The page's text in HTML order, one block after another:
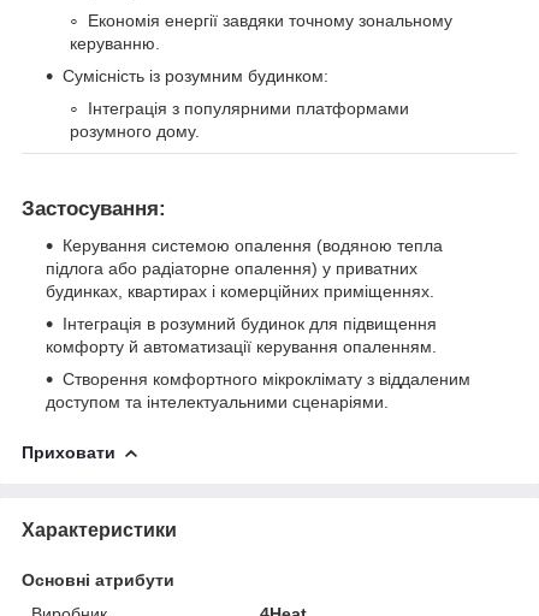
Економія енергії завдяки точному зональному
керуванню.
Сумісність із розумним будинком:
Інтеграція з популярними платформами
розумного дому.
Застосування:
Керування системою опалення (водяною тепла
підлога або радіаторне опалення) у приватних
будинках, квартирах і комерційних приміщеннях.
Інтеграція в розумний будинок для підвищення
комфорту й автоматизації керування опаленням.
Створення комфортного мікроклімату з віддаленим
доступом та інтелектуальними сценаріями.
Приховати
Характеристики
Основні атрибути